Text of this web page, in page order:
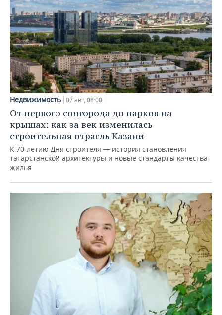
Недвижимость 07 авг, 08:00
От первого соцгорода до парков на
крышах: как за век изменилась
строительная отрасль Казани
К 70-летию Дня строителя — история становления
татарстанской архитектуры и новые стандарты качества
жилья